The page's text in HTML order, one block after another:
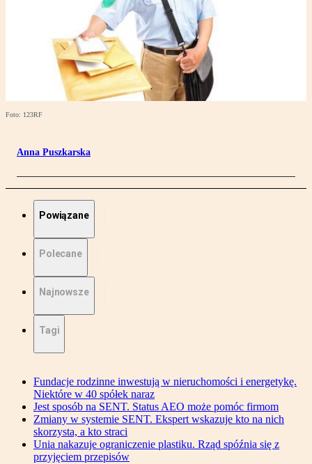
Foto: 123RF
Anna Puszkarska
Powiązane
Polecane
Najnowsze
Tagi
Fundacje rodzinne inwestują w nieruchomości i energetykę.
Niektóre w 40 spółek naraz
Jest sposób na SENT. Status AEO może pomóc firmom
Zmiany w systemie SENT. Ekspert wskazuje kto na nich
skorzysta, a kto straci
Unia nakazuje ograniczenie plastiku. Rząd spóźnia się z
przyjęciem przepisów